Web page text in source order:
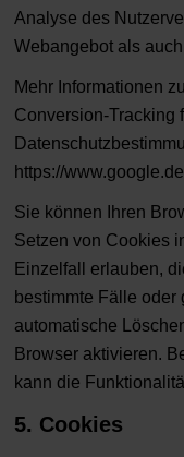
Analyse des
Webangebot als
Mehr Informationen
Conversion-Tracking
https://
Sie können Ihren
Setzen von Cookies
Einzelfall erlauben,
bestimmte Fälle
automatische
Browser aktivieren.
kann die
5. Cookies